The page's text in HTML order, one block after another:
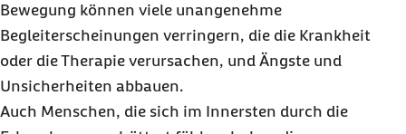
Bewegung können viele unangenehme
Begleiterscheinungen verringern, die die Krankheit
oder die Therapie verursachen, und Ängste und
Unsicherheiten abbauen.
Auch Menschen, die sich im Innersten durch die